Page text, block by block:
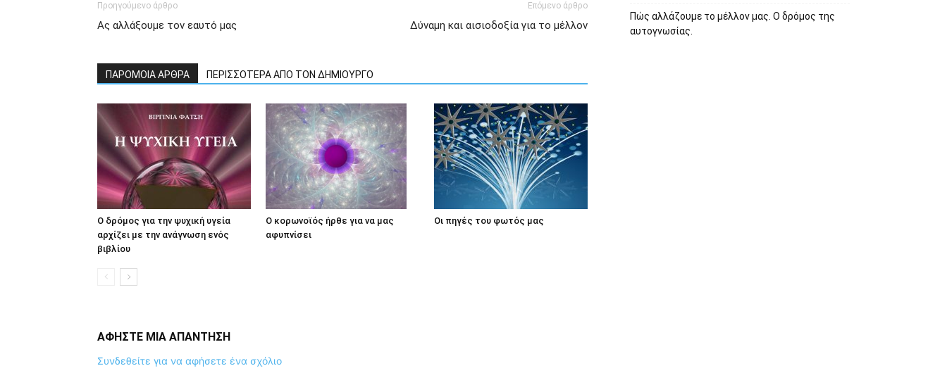
Προηγούμενο άρθρο
Ας αλλάξουμε τον εαυτό μας
Επόμενο άρθρο
Δύναμη και αισιοδοξία για το μέλλον
ΠΑΡΟΜΟΙΑ ΑΡΘΡΑ ΠΕΡΙΣΣΟΤΕΡΑ ΑΠΟ ΤΟΝ ΔΗΜΙΟΥΡΓΟ
Ο δρόμος για την ψυχική υγεία
αρχίζει με την ανάγνωση ενός
βιβλίου
Ο κορωνοϊός ήρθε για να μας
αφυπνίσει
Οι πηγές του φωτός μας
ΑΦΗΣΤΕ ΜΙΑ ΑΠΑΝΤΗΣΗ
Συνδεθείτε για να αφήσετε ένα σχόλιο
Πώς αλλάζουμε το μέλλον μας. Ο δρόμος της
αυτογνωσίας.